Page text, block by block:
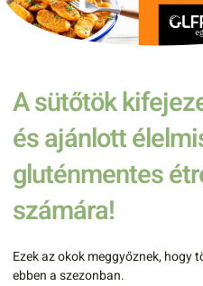
A sütőtök
és ajánlott
gluténmentes
számára!
Ezek az okok meggyőznek, hogy
ebben a szezonban.